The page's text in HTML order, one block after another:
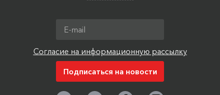
Согласие на информационную рассылку